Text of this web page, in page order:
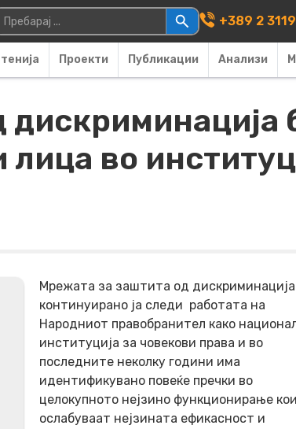
Main
за: +389 2
Проекти Публикации Анализи
во
Мрежата за заштита од дискриминација
континуирано ја следи работата на
Народниот правобранител како
институција за човекови права и во
последните неколку години има
идентификувано повеќе пречки во
целокупното нејзино функционирање кои
ослабуваат нејзината ефикасност и